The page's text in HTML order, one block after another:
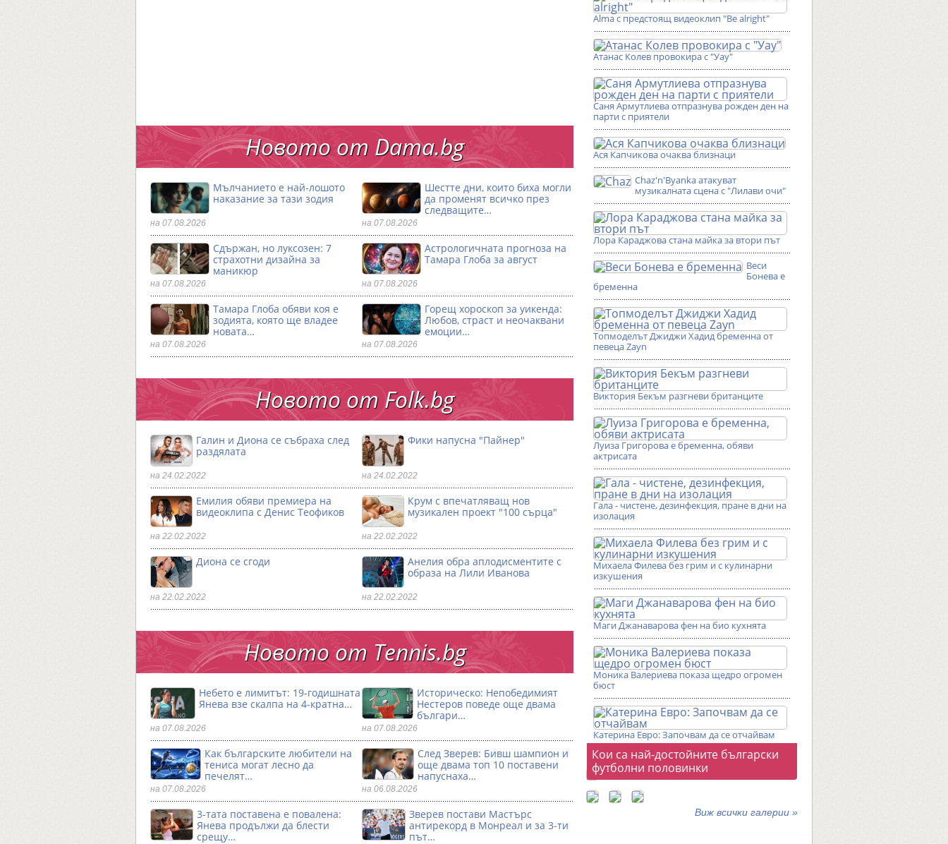
Новото от Dama.bg
Мълчанието е най-лошото
наказание за тази зодия
на 07.08.2026
Шестте дни, които биха могли
да променят всичко през
следващите…
на 07.08.2026
Сдържан, но луксозен: 7
страхотни дизайна за
маникюр
на 07.08.2026
Астрологичната прогноза на
Тамара Глоба за август
на 07.08.2026
Тамара Глоба обяви коя е
зодията, която ще владее
новата…
на 07.08.2026
Горещ хороскоп за уикенда:
Любов, страст и неочаквани
емоции…
на 07.08.2026
Новото от Folk.bg
Галин и Диона се събраха след
раздялата
на 24.02.2022
Фики напусна "Пайнер"
на 24.02.2022
Емилия обяви премиера на
видеоклипа с Денис Теофиков
на 22.02.2022
Крум с впечатляващ нов
музикален проект "100 сърца"
на 22.02.2022
Диона се сгоди
на 22.02.2022
Анелия обра аплодисментите с
образа на Лили Иванова
на 22.02.2022
Новото от Тennis.bg
Небето е лимитът: 19-годишната
Янева взe скалпа на 4-кратна…
на 07.08.2026
Историческо: Непобедимият
Нестеров поведе още двама
българи…
на 07.08.2026
Как българските любители на
тениса могат лесно да
печелят…
на 07.08.2026
След Зверев: Бивш шампион и
още двама топ 10 поставени
напуснаха…
на 06.08.2026
3-тата поставена е повалена:
Янева продължи да блести
срещу…
Зверев постави Мастърс
антирекорд в Монреал и за 3-ти
път…
Alma с предстоящ видеоклип "Be alright"
Атанас Колев провокира с "Уау"
Саня Армутлиева отпразнува рожден ден на
парти с приятели
Ася Капчикова очаква близнаци
Chaz'n'Byanka атакуват
музикалната сцена с "Лилави очи"
Лора Караджова стана майка за втори път
Веси
Бонева е
бременна
Топмоделът Джиджи Хадид бременна от
певеца Zayn
Виктория Бекъм разгневи британците
Луиза Григорова е бременна, обяви
актрисата
Гала - чистене, дезинфекция, пране в дни на
изолация
Михаела Филева без грим и с кулинарни
изкушения
Маги Джанаварова фен на био кухнята
Моника Валериева показа щедро огромен
бюст
Катерина Евро: Започвам да се отчайвам
Фотогалерии
Кои са най-достойните български
футболни половинки
Виж всички галерии »